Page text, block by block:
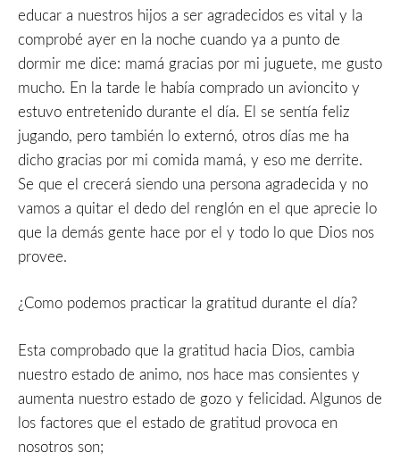
educar a nuestros hijos a ser agradecidos es vital y la
comprobé ayer en la noche cuando ya a punto de
dormir me dice: mamá gracias por mi juguete, me gusto
mucho. En la tarde le había comprado un avioncito y
estuvo entretenido durante el día. El se sentía feliz
jugando, pero también lo externó, otros días me ha
dicho gracias por mi comida mamá, y eso me derrite.
Se que el crecerá siendo una persona agradecida y no
vamos a quitar el dedo del renglón en el que aprecie lo
que la demás gente hace por el y todo lo que Dios nos
provee.
¿Como podemos practicar la gratitud durante el día?
Esta comprobado que la gratitud hacia Dios, cambia
nuestro estado de animo, nos hace mas consientes y
aumenta nuestro estado de gozo y felicidad. Algunos de
los factores que el estado de gratitud provoca en
nosotros son;